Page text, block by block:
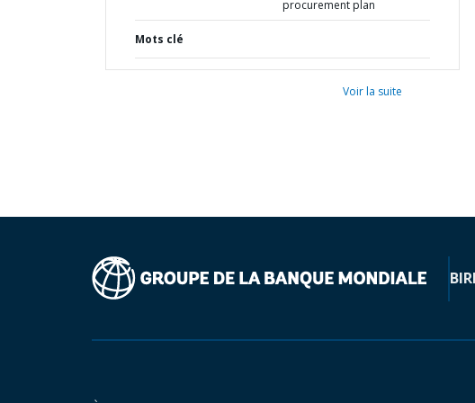
procurement plan
Mots clé
Voir la suite